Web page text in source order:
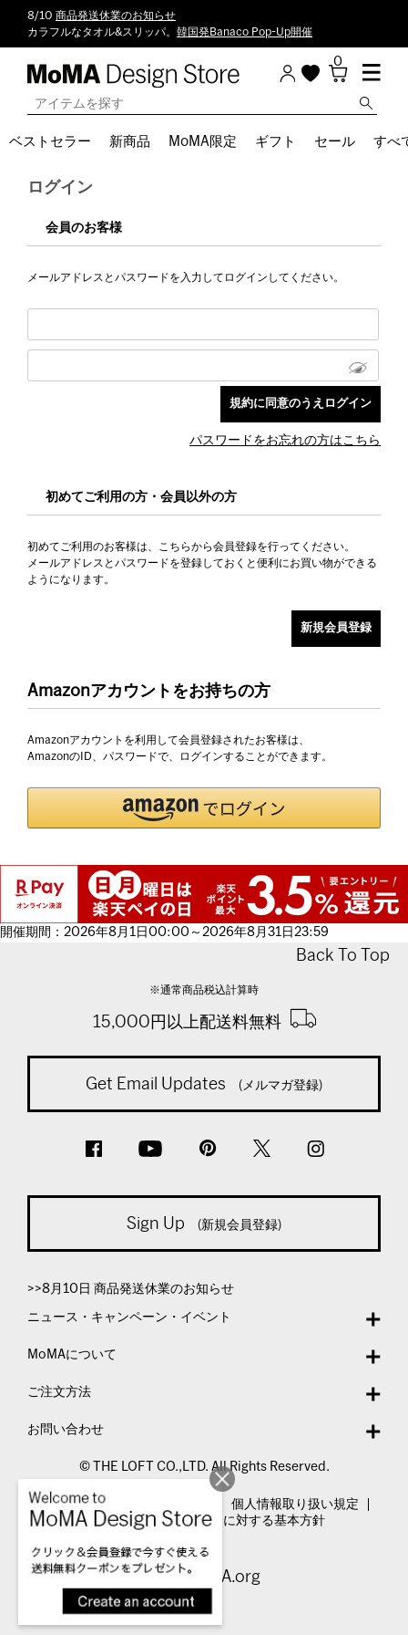
8/10 商品発送休業のお知らせ
カラフルなタオル&スリッパ。 韓国発Banaco Pop-Up開催
0
ベストセラー 新商品 MoMA限定 ギフト セール すべ
ログイン
会員のお客様
メールアドレスとパスワードを入力してログインしてください。
パスワードをお忘れの方はこちら
初めてご利用の方・会員以外の方
初めてご利用のお客様は、こちらから会員登録を行ってください。
メールアドレスとパスワードを登録しておくと便利にお買い物ができる
ようになります。
Amazonアカウントをお持ちの方
Amazonアカウントを利用して会員登録されたお客様は、
AmazonのID、パスワードで、ログインすることができます。
開催期間：2026年8月1日00:00～2026年8月31日23:59
Back To Top
※通常商品税込計算時
15,000円以上配送料無料
Get Email Updates (メルマガ登録)
Sign Up (新規会員登録)
>>8月10日 商品発送休業のお知らせ
ニュース・キャンペーン・イベント
MoMAについて
ご注文方法
お問い合わせ
© THE LOFT CO.,LTD. All Rights Reserved.
特定商取引法表示
個人情報取り扱い規定
カスタマーハラスメントに対する基本方針
Visit MoMA.org